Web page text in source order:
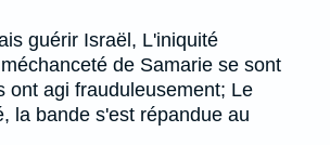
guérir Israël, L'iniquité
de Samarie se sont
ont agi frauduleusement; Le
la bande s'est répandue au